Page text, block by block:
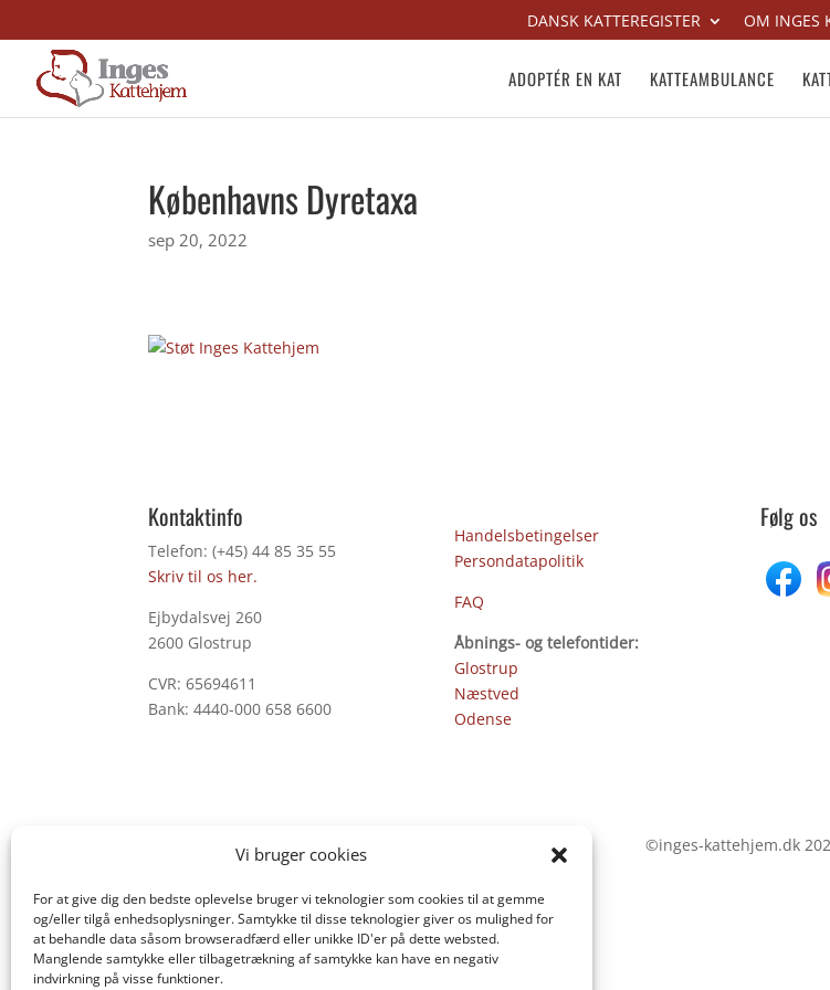
Vi bruger cookies
For at give dig den bedste oplevelse bruger vi teknologier som cookies til at gemme
og/eller tilgå enhedsoplysninger. Samtykke til disse teknologier giver os mulighed for
at behandle data såsom browseradfærd eller unikke ID'er på dette websted.
Manglende samtykke eller tilbagetrækning af samtykke kan have en negativ
indvirkning på visse funktioner.
DANSK KATTEREGISTER OM INGES
ADOPTÉR EN KAT KATTEAMBULANCE
Københavns Dyretaxa
sep 20, 2022
Kontaktinfo
Telefon: (+45) 44 85 35 55
Skriv til os her.
Ejbydalsvej 260
2600 Glostrup
CVR: 65694611
Bank: 4440-000 658 6600
Handelsbetingelser
Persondatapolitik
FAQ
Åbnings- og telefontider:
Glostrup
Næstved
Odense
Følg os
©inges-kattehjem.dk